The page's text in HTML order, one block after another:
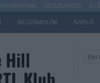
BESZÁMOLÓK NAPLÓ
DESZKAVÍZIÓ
Hill